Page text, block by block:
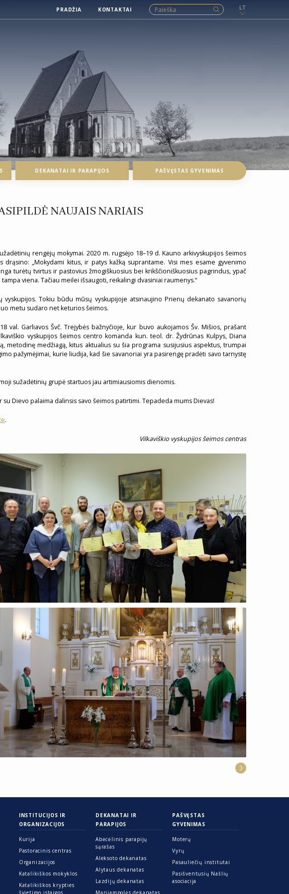
PRADŽIA KONTAKTAI LT
DEKANATAI IR PARAPIJOS PAŠVĘSTAS GYVENIMAS
NAUJAIS NARIAIS
rengėjų mokymai. 2020 m. rugsėjo 18–19 d. Kauno arkivyskupijos šeimos
„Mokydami kitus, ir patys kažką suprantame. Visi mes esame gyvenimo
turėtų tvirtus ir pastovius žmogiškuosius bei krikščioniškuosius pagrindus, ypač
viena. Tačiau meilei išsaugoti, reikalingi dvasiniai raumenys.“
Tokiu būdu mūsų vyskupijoje atsinaujino Prienų dekanato savanorių
metu sudaro net keturios šeimos.
Garliavos Švč. Trejybės bažnyčioje, kur buvo aukojamos Šv. Mišios, prašant
vyskupijos šeimos centro komanda kun. teol. dr. Žydrūnas Kulpys, Diana
medžiagą, kitus aktualius su šia programa susijusius aspektus, trumpai
pažymėjimai, kurie liudija, kad šie savanoriai yra pasirengę pradėti savo tarnystę
sužadėtinių grupė startuos jau artimiausiomis dienomis.
Dievo palaima dalinsis savo šeimos patirtimi. Tepadeda mums Dievas!
.
Vilkaviškio vyskupijos šeimos centras
INSTITUCIJOS IR
ORGANIZACIJOS
Kurija
Pastoracinis centras
Organizacijos
Katalikiškos mokyklos
Katalikiškos krypties
švietimo įstaigos
DEKANATAI IR
PARAPIJOS
Abėcėlinis parapijų
sąrašas
Aleksoto dekanatas
Alytaus dekanatas
Lazdijų dekanatas
Marijampolės dekanatas
PAŠVĘSTAS
GYVENIMAS
Moterų
Vyrų
Pasauliečių institutai
Pasišventusių Našlių
asociacija